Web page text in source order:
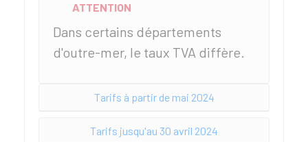
ATTENTION
Dans certains départements
d'outre-mer, le taux TVA diffère.
Tarifs à partir de mai 2024
Tarifs jusqu'au 30 avril 2024